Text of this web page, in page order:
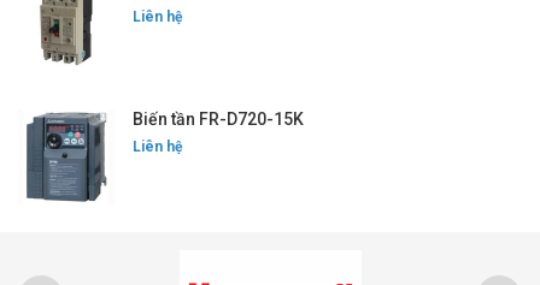
Liên hệ
Biến tần FR-D720-15K
Liên hệ